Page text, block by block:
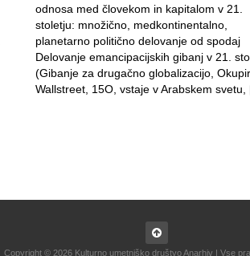
odnosa med človekom in kapitalom v 21.
stoletju: množično, medkontinentalno,
planetarno politično delovanje od spodaj
Delovanje emancipacijskih gibanj v 21.
(Gibanje za drugačno globalizacijo,
Wallstreet, 15O, vstaje v Arabskem
Copyright © 2026 Kulturno umetniško društvo Anarhiv | Vse